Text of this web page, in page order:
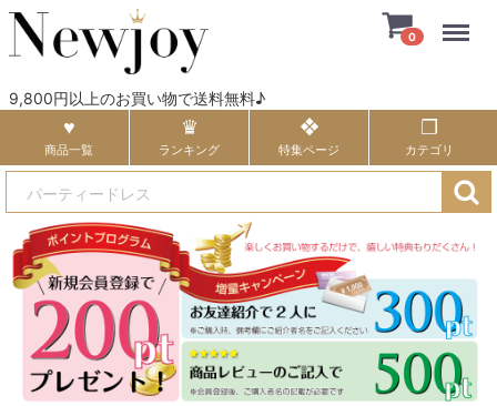
9,800円以上のお買い物で送料無料♪
0
商品一覧 ランキング 特集ページ カテゴリ